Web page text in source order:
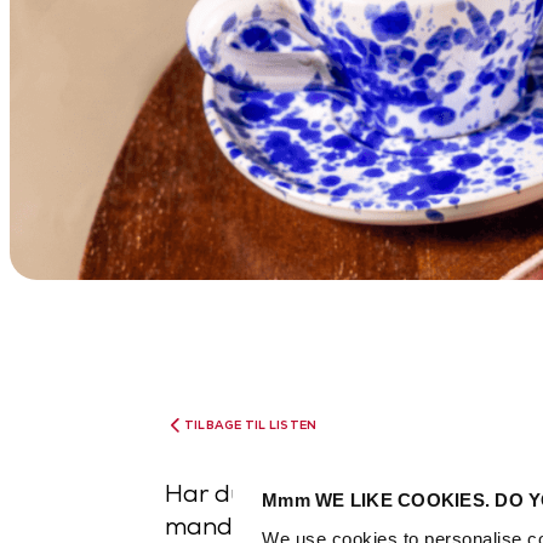
Mmm WE LIKE COOKIES. DO
We use cookies to personalise
TILBAGE TIL LISTEN
Har du lyst til noget ekstra
mandelcroissanter er fyldt med